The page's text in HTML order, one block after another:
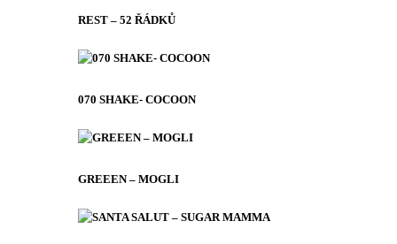
REST – 52 ŘÁDKŮ
070 SHAKE- COCOON
GREEEN – MOGLI